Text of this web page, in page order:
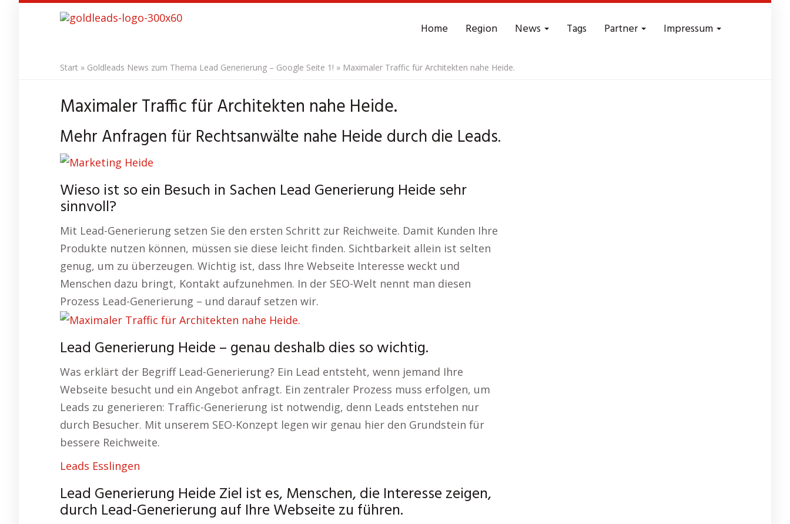
Home Region News Tags Partner Impressum
Start » Goldleads News zum Thema Lead Generierung – Google Seite 1! » Maximaler Traffic für Architekten nahe Heide.
Maximaler Traffic für Architekten nahe Heide.
Mehr Anfragen für Rechtsanwälte nahe Heide durch die Leads.
Wieso ist so ein Besuch in Sachen Lead Generierung Heide sehr
sinnvoll?
Mit Lead-Generierung setzen Sie den ersten Schritt zur Reichweite. Damit Kunden Ihre
Produkte nutzen können, müssen sie diese leicht finden. Sichtbarkeit allein ist selten
genug, um zu überzeugen. Wichtig ist, dass Ihre Webseite Interesse weckt und
Menschen dazu bringt, Kontakt aufzunehmen. In der SEO-Welt nennt man diesen
Prozess Lead-Generierung – und darauf setzen wir.
Lead Generierung Heide – genau deshalb dies so wichtig.
Was erklärt der Begriff Lead-Generierung? Ein Lead entsteht, wenn jemand Ihre
Webseite besucht und ein Angebot anfragt. Ein zentraler Prozess muss erfolgen, um
Leads zu generieren: Traffic-Generierung ist notwendig, denn Leads entstehen nur
durch Besucher. Mit unserem SEO-Konzept legen wir genau hier den Grundstein für
bessere Reichweite.
Leads Esslingen
Lead Generierung Heide Ziel ist es, Menschen, die Interesse zeigen,
durch Lead-Generierung auf Ihre Webseite zu führen.